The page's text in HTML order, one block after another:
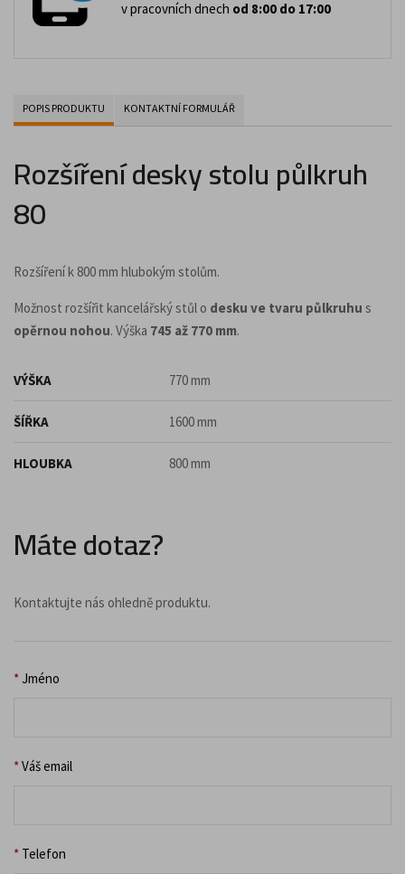
v pracovních dnech od 8:00 do 17:00
POPIS PRODUKTU KONTAKTNÍ FORMULÁŘ
Rozšíření desky stolu půlkruh
80
Rozšíření k 800 mm hlubokým stolům.
Možnost rozšířit kancelářský stůl o desku ve tvaru půlkruhu s
opěrnou nohou. Výška 745 až 770 mm.
VÝŠKA 770 mm
ŠÍŘKA 1600 mm
HLOUBKA 800 mm
Máte dotaz?
Kontaktujte nás ohledně produktu.
*Jméno
*Váš email
* Telefon